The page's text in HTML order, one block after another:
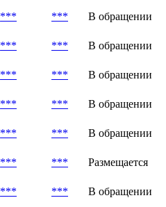
*** ***
В обращении
*** ***
В обращении
*** ***
В обращении
*** ***
В обращении
*** ***
В обращении
*** ***
Размещается
*** ***
В обращении